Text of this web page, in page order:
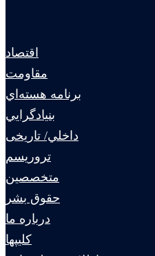
اقتصاد
مقاومت
برنامه هسته‌اي
بنيادگرايي
داخلي/ تاریخی
تروريسم
متخصصين
حقوق بشر
درباره ما
كليپها